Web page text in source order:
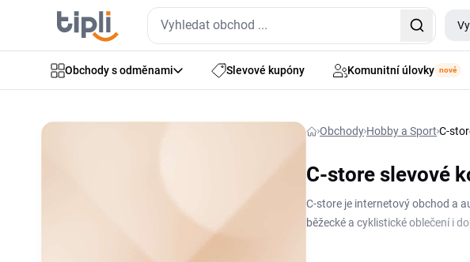
Obchody s odměnami Slevové kupóny Komunitní úlovky nové
Obchody Hobby a Sport C-
C-store slevové
C-store je internetový obchod a
běžecké a cyklistické oblečení i